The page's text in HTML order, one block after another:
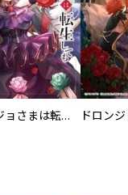
ドロンジョさまは転生しても悪役令嬢のままだった